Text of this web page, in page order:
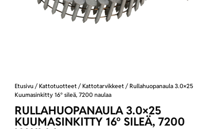
Etusivu / Kattotuotteet / Kattotarvikkeet / Rullahuopanaula 3.0×25
Kuumasinkitty 16° sileä, 7200 naulaa
RULLAHUOPANAULA 3.0×25
KUUMASINKITTY 16° SILEÄ, 7200